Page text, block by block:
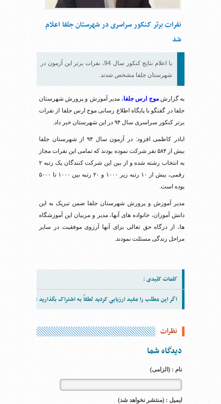
نفرات برتر کنکور سراسری در شهرستان جلفا اعلام
شد
با اعلام نتایج کنکور سال 94، نفرات برتر این آزمون در
شهرستان جلفا مشخص شدند.
به گزارشموج ارس جلفا، مدیر آموزش و پرورش شهرستان
جلفا در گفتگو با پایگاه اطلاع رسانی موج ارس جلفا از نفرات
برتر کنکور سراسری سال ۹۴ در این شهرستان خبر داد.
اباذر کاظمی افزود: در آزمون سال ۹۴ از شهرستان جلفا
بیش از ۵۸۴ نفر شرکت نموده بودند که تمامی این نفرات مجاز
به انتخاب رشته شده و از بین این شرکت کنندگان یک رتبه ۲
رقمی، بیش از ۱۰ رتبه زیر ۱۰۰۰ و ۲۰ رتبه بین ۱۰۰۰ تا ۵۰۰۰
بوده است.
مدیر آموزش و پرورش شهرستان جلفا ضمن تبریک به این
دانش آموزان، خانواده های آنها، مدیر و مربیان این آموزشگاه
ها، از درگاه حق تعالی برای آنها آرزوی موفقیت در سایر
مراحل زندگی مسئلت نمودند.
کلمات کلیدی :
اگر این مطلب را مفید ارزیابی کردید لطفاً به اشتراک بگذارید :
نظرات
دیدگاه شما
نام : (الزامی)
ایمیل : (منتشر نخواهد شد)